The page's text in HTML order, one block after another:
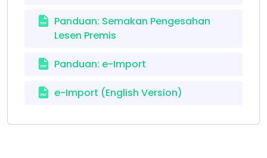
Panduan: Semakan Pengesahan
Lesen Premis
Panduan: e-Import
e-Import (English Version)